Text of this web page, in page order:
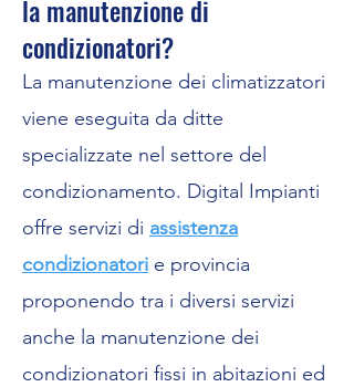
la manutenzione di
condizionatori?
La manutenzione dei climatizzatori
viene eseguita da ditte
specializzate nel settore del
condizionamento. Digital Impianti
offre servizi di assistenza
condizionatori e provincia
proponendo tra i diversi servizi
anche la manutenzione dei
condizionatori fissi in abitazioni ed